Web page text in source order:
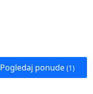
Pogledaj ponude (1)